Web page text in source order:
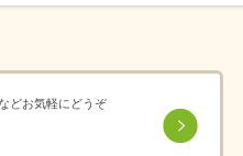
どお気軽にどうぞ